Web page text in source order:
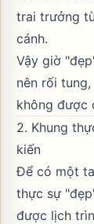
trai trưởng
cánh.
Vậy giờ
nên rối
không được
2. Khung
kiến
Để có một
thực sự
được lịch